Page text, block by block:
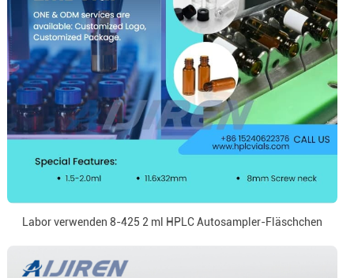
Labor verwenden 8-425 2 ml HPLC Autosampler-Fläschchen